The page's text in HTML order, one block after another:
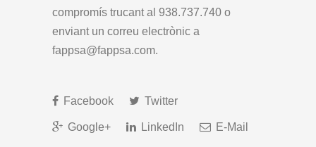
compromís trucant al 938.737.740 o
enviant un correu electrònic a
fappsa@fappsa.com.
Facebook Twitter
Google+ LinkedIn E-Mail